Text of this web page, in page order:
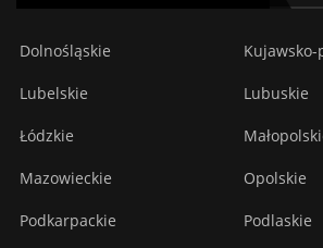
Dolnośląskie
Lubelskie Lubuskie
Łódzkie
Mazowieckie Opolskie
Podkarpackie Podlaskie